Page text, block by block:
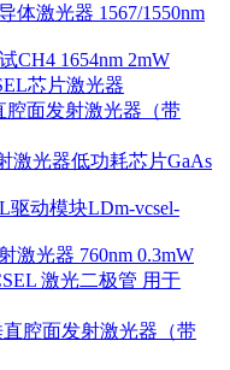
体激光器 1567/1550nm
CH4 1654nm 2mW
芯片激光器
腔面发射激光器（带
激光器低功耗芯片GaAs
驱动模块LDm-vcsel-
激光器 760nm 0.3mW
激光二极管 用于
直腔面发射激光器（带